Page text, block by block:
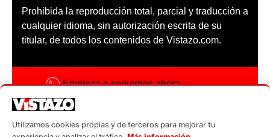
Prohibida la reproducción total, parcial y traducción a
cualquier idioma, sin autorización escrita de su
titular, de todos los contenidos de Vistazo.com.
Empieza a seguirnos ahora
Código ética
Utilizamos cookies propias y de terceros para mejorar tu